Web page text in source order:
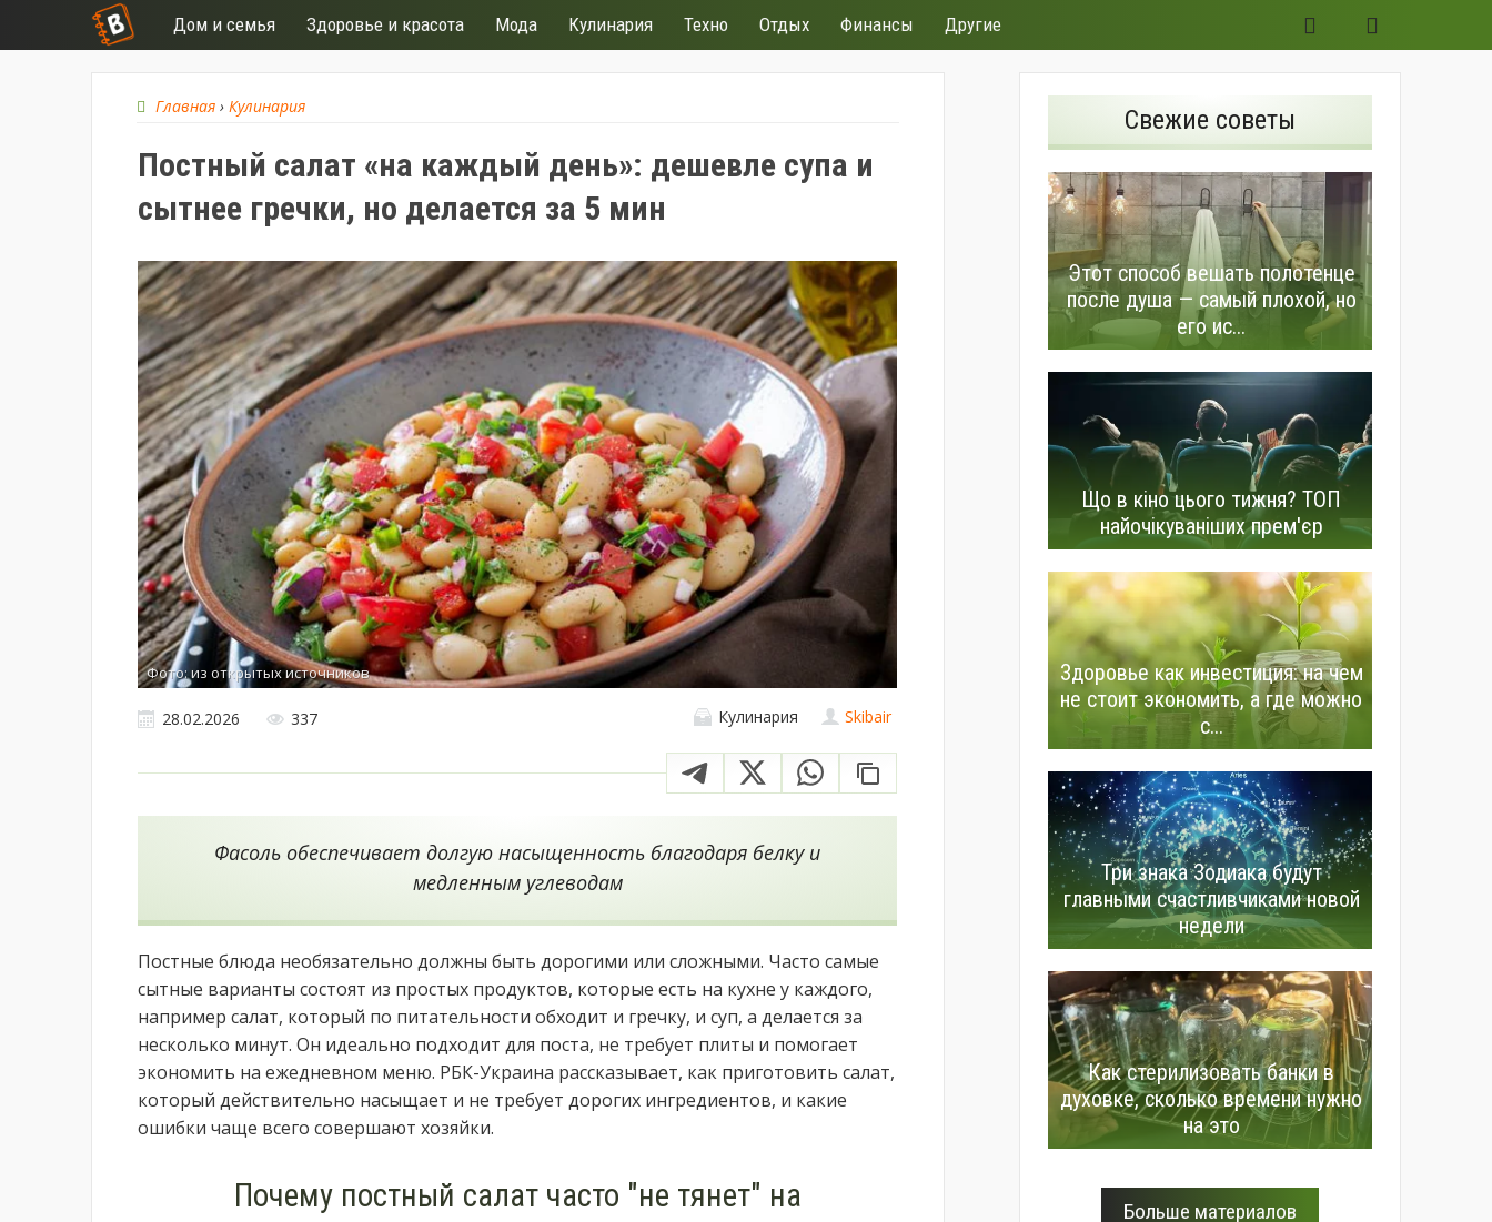
Дом и семья Здоровье и красота Мода Кулинария Техно Отдых Финансы Другие
Главная › Кулинария
Постный салат «на каждый день»: дешевле супа и
сытнее гречки, но делается за 5 мин
Фото: из открытых источников
Skibair
Кулинария
28.02.2026 337
Фасоль обеспечивает долгую насыщенность благодаря белку и
медленным углеводам
Постные блюда необязательно должны быть дорогими или сложными. Часто самые
сытные варианты состоят из простых продуктов, которые есть на кухне у каждого,
например салат, который по питательности обходит и гречку, и суп, а делается за
несколько минут. Он идеально подходит для поста, не требует плиты и помогает
экономить на ежедневном меню. РБК-Украина рассказывает, как приготовить салат,
который действительно насыщает и не требует дорогих ингредиентов, и какие
ошибки чаще всего совершают хозяйки.
Почему постный салат часто "не тянет" на
Свежие советы
Этот способ вешать полотенце
после душа — самый плохой, но
его ис...
Що в кіно цього тижня? ТОП
найочікуваніших прем'єр
Здоровье как инвестиция: на чем
не стоит экономить, а где можно
с...
Три знака Зодиака будут
главными счастливчиками новой
недели
Как стерилизовать банки в
духовке, сколько времени нужно
на это
Больше материалов